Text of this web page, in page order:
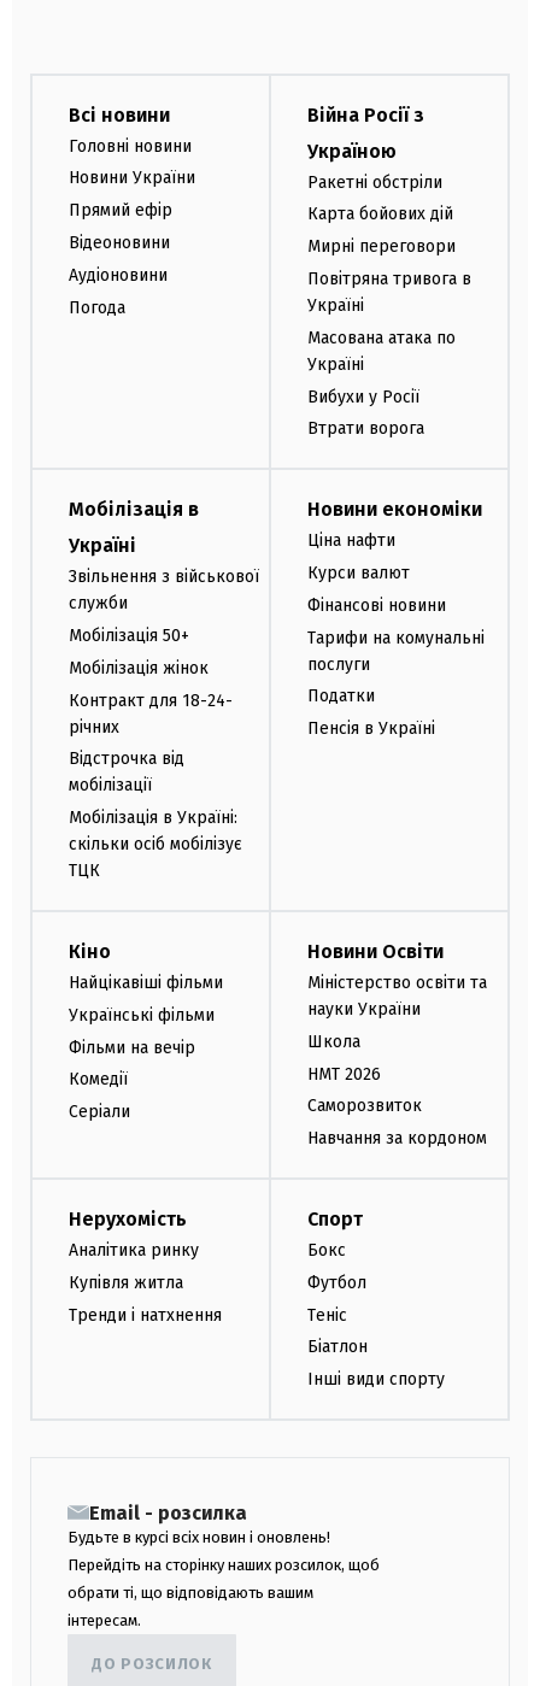
Всі новини
Головні новини
Новини України
Прямий ефір
Відеоновини
Аудіоновини
Погода
Війна Росії з
Україною
Ракетні обстріли
Карта бойових дій
Мирні переговори
Повітряна тривога в
Україні
Масована атака по
Україні
Вибухи у Росії
Втрати ворога
Мобілізація в
Україні
Звільнення з військової
служби
Мобілізація 50+
Мобілізація жінок
Контракт для 18-24-
річних
Відстрочка від
мобілізації
Мобілізація в Україні:
скільки осіб мобілізує
ТЦК
Новини економіки
Ціна нафти
Курси валют
Фінансові новини
Тарифи на комунальні
послуги
Податки
Пенсія в Україні
Кіно
Найцікавіші фільми
Українські фільми
Фільми на вечір
Комедії
Серіали
Новини Освіти
Міністерство освіти та
науки України
Школа
НМТ 2026
Саморозвиток
Навчання за кордоном
Нерухомість
Аналітика ринку
Купівля житла
Тренди і натхнення
Спорт
Бокс
Футбол
Теніс
Біатлон
Інші види спорту
Email - розсилка
Будьте в курсі всіх новин і оновлень!
Перейдіть на сторінку наших розсилок, щоб
обрати ті, що відповідають вашим
інтересам.
ДО РОЗСИЛОК